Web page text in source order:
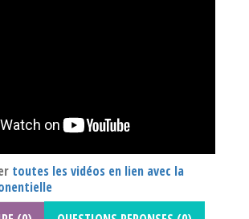
toutes les vidéos en lien avec la